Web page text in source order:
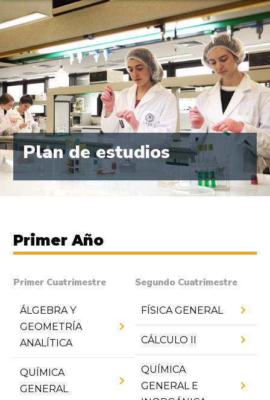
Plan de estudios
Primer Año
Primer Cuatrimestre
ÁLGEBRA Y
GEOMETRÍA
ANALÍTICA
chevron_right
QUÍMICA
GENERAL
chevron_right
Segundo Cuatrimestre
FÍSICA GENERAL chevron_right
CÁLCULO II chevron_right
QUÍMICA
GENERAL E
chevron_right